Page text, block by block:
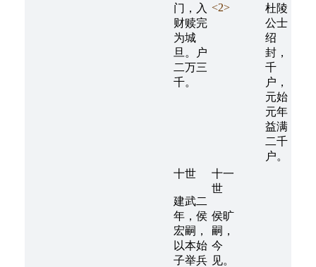
门，入
财赎完
为城
旦。户
二万三
千。
<2>
杜陵
公士
绍
封，
千
户，
元始
元年
益满
二千
户。
十世
建武二
年，侯
宏嗣，
以本始
子举兵
十一
世
侯旷
嗣，
今
见。